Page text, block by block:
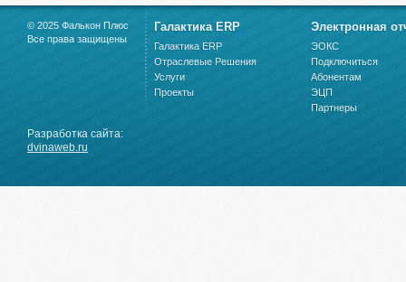
© 2025 Фалькон Плюс
Все права защищены
Разработка сайта:
dvinaweb.ru
Галактика ERP
Галактика ERP
Отраслевые Решения
Услуги
Проекты
Электронная
ЭОКС
Подключиться
Абонентам
ЭЦП
Партнеры